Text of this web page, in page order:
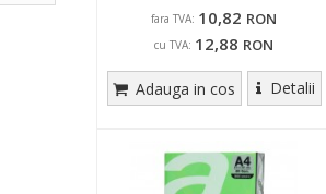
fara TVA: 10,82 RON
cu TVA: 12,88 RON
Adauga in cos Detalii